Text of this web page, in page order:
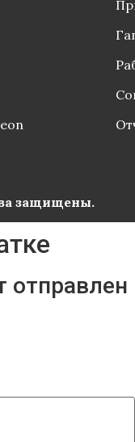
защищены.
отправлен